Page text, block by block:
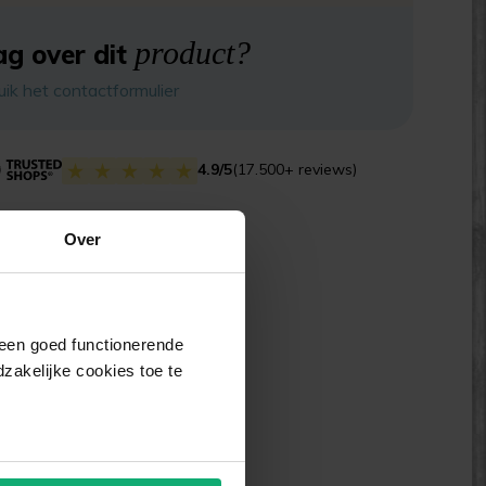
Over
goed functionerende
cookies toe te
over dit product?
het contactformulier
4.9/5(17.500+ reviews)